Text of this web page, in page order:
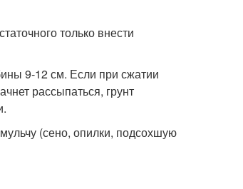
только внести
9-12 см. Если при сжатии
рассыпаться, грунт
(сено, опилки, подсохшую